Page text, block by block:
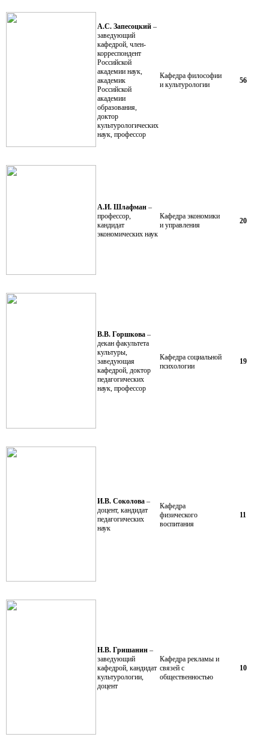
А.С. Запесоцкий –
заведующий
кафедрой, член-
корреспондент
Российской
академии наук,
академик
Российской
академии
образования,
доктор
культурологических
наук, профессор
Кафедра философии
и культурологии
56
А.И. Шлафман –
профессор,
кандидат
экономических наук
Кафедра экономики
и управления
20
В.В. Горшкова –
декан факультета
культуры,
заведующая
кафедрой, доктор
педагогических
наук, профессор
Кафедра социальной
психологии
19
И.В. Соколова –
доцент, кандидат
педагогических
наук
Кафедра
физического
воспитания
11
Н.В. Гришанин –
заведующий
кафедрой, кандидат
культурологии,
доцент
Кафедра рекламы и
связей с
общественностью
10